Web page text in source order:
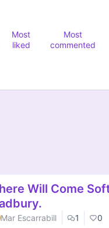
Most
liked
Most
commented
Will Come
Mar Escarrabill 1 0